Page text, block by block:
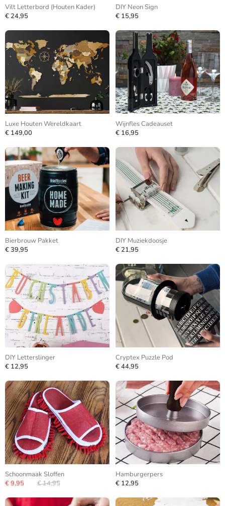
Vilt Letterbord (Houten Kader)
€ 24,95
DIY Neon Sign
€ 15,95
Luxe Houten Wereldkaart
€ 149,00
Wijnfles Cadeauset
€ 16,95
Bierbrouw Pakket
€ 39,95
DIY Muziekdoosje
€ 21,95
DIY Letterslinger
€ 12,95
Cryptex Puzzle Pod
€ 44,95
Schoonmaak Sloffen
€ 9,95
€ 14,95
Hamburgerpers
€ 12,95